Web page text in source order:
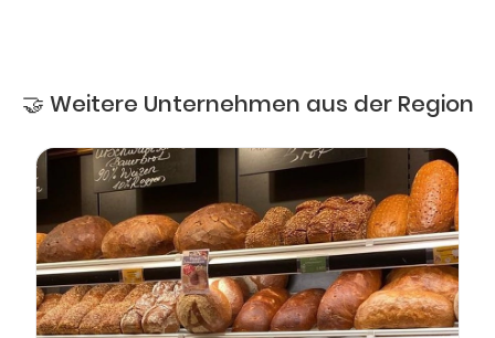
🤝 Weitere Unternehmen aus der Region